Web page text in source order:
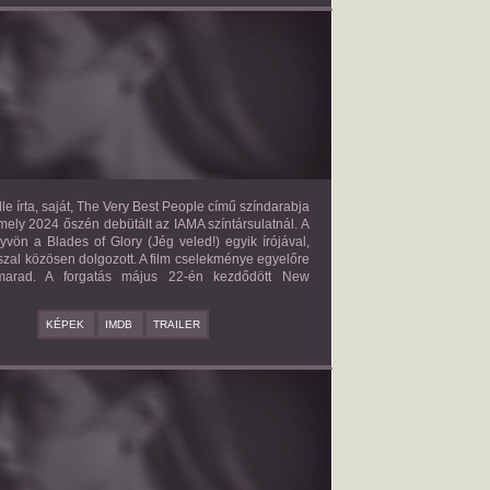
VERY BEST PEOPLE
írta, saját, The Very Best People című színdarabja
2024 őszén debütált az IAMA színtársulatnál. A
a Blades of Glory (Jég veled!) egyik írójával,
közösen dolgozott. A film cselekménye egyelőre
A forgatás május 22-én kezdődött New
KÉPEK IMDB TRAILER
BAD BOY